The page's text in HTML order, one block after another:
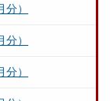
）
）
）